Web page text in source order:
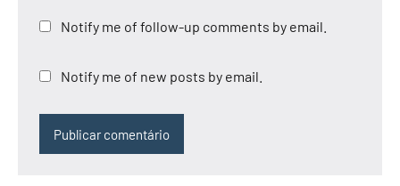
Notify me of follow-up comments by email.
Notify me of new posts by email.